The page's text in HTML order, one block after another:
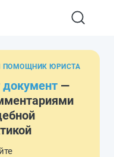
за осуществлением
ПОМОЩНИК ЮРИСТА
документ —